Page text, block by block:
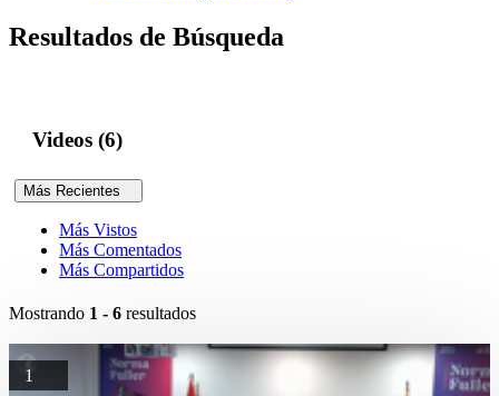
Resultados de Búsqueda
Videos (6)
Más Recientes
Más Vistos
Más Comentados
Más Compartidos
Mostrando 1 - 6 resultados
1